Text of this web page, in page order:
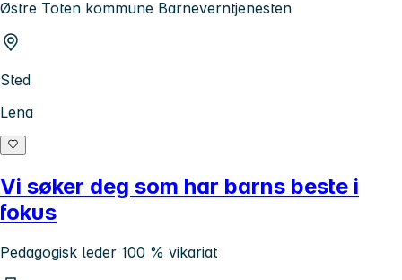
Østre Toten kommune Barneverntjenesten
Sted
Lena
Vi søker deg som har barns beste i
fokus
Pedagogisk leder 100 % vikariat